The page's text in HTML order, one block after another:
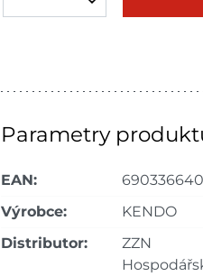
dnů
dnů
Parametry
EAN:
Výrobce:
KENDO
Distributor:
ZZN